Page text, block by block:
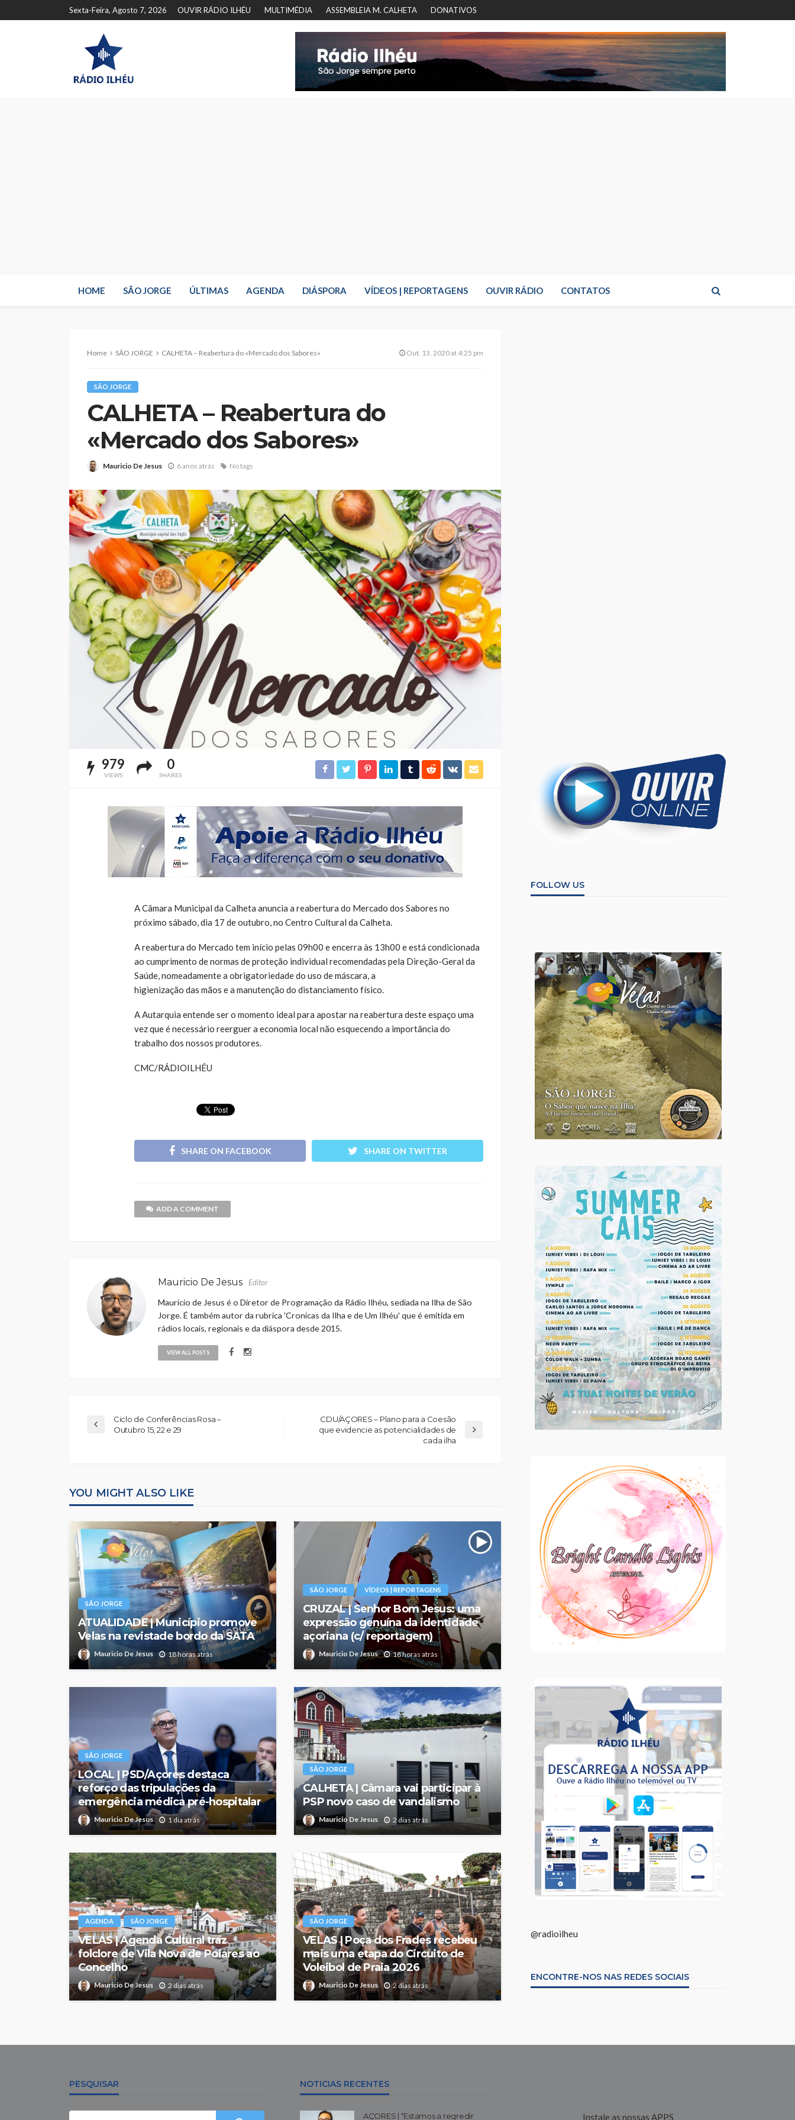
Sexta-Feira, Agosto 7, 2026 OUVIR RÁDIO ILHÉU MULTIMÉDIA ASSEMBLEIA M. CALHETA DONATIVOS
HOME SÃO JORGE ÚLTIMAS AGENDA DIÁSPORA VÍDEOS | REPORTAGENS OUVIR RÁDIO CONTATOS
Home SÃO JORGE CALHETA – Reabertura do «Mercado dos Sabores» Out. 13, 2020 at 4:25 pm
SÃO JORGE
CALHETA – Reabertura do
«Mercado dos Sabores»
Mauricio De Jesus 6 anos atrás No tags
979
VIEWS
0
SHARES
A Câmara Municipal da Calheta anuncia a reabertura do Mercado dos Sabores no
próximo sábado, dia 17 de outubro, no Centro Cultural da Calheta.
A reabertura do Mercado tem início pelas 09h00 e encerra às 13h00 e está condicionada
ao cumprimento de normas de proteção individual recomendadas pela Direção-Geral da
Saúde, nomeadamente a obrigatoriedade do uso de máscara, a
higienização das mãos e a manutenção do distanciamento físico.
A Autarquia entende ser o momento ideal para apostar na reabertura deste espaço uma
vez que é necessário reerguer a economia local não esquecendo a importância do
trabalho dos nossos produtores.
CMC/RÁDIOILHÉU
SHARE ON FACEBOOK SHARE ON TWITTER
ADD A COMMENT
Mauricio De Jesus Editor
Maurício de Jesus é o Diretor de Programação da Rádio Ilhéu, sediada na Ilha de São
Jorge. É também autor da rubrica 'Cronicas da Ilha e de Um Ilhéu' que é emitida em
rádios locais, regionais e da diáspora desde 2015.
VIEW ALL POSTS
Ciclo de Conferências Rosa –
Outubro 15, 22 e 29
CDU/AÇORES – Plano para a Coesão
que evidencie as potencialidades de
cada ilha
YOU MIGHT ALSO LIKE
SÃO JORGE
ATUALIDADE | Município promove
Velas na revistade bordo da SATA
Mauricio De Jesus 18 horas atrás
SÃO JORGE VÍDEOS | REPORTAGENS
CRUZAL | Senhor Bom Jesus: uma
expressão genuína da identidade
açoriana (c/ reportagem)
Mauricio De Jesus 18 horas atrás
SÃO JORGE
LOCAL | PSD/Açores destaca
reforço das tripulações da
emergência médica pré-hospitalar
Mauricio De Jesus 1 dia atrás
SÃO JORGE
CALHETA | Câmara vai participar à
PSP novo caso de vandalismo
Mauricio De Jesus 2 dias atrás
AGENDA SÃO JORGE
VELAS | Agenda Cultural traz
folclore de Vila Nova de Poiares ao
Concelho
Mauricio De Jesus 2 dias atrás
SÃO JORGE
VELAS | Poça dos Frades recebeu
mais uma etapa do Circuito de
Voleibol de Praia 2026
Mauricio De Jesus 2 dias atrás
FOLLOW US
@radioilheu
ENCONTRE-NOS NAS REDES SOCIAIS
PESQUISAR NOTICIAS RECENTES
AÇORES | “Estamos a regredir Instale as nossas APPS